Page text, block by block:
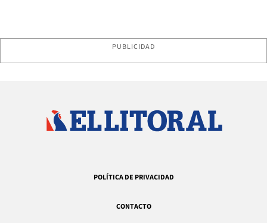
PUBLICIDAD
POLÍTICA DE PRIVACIDAD
CONTACTO